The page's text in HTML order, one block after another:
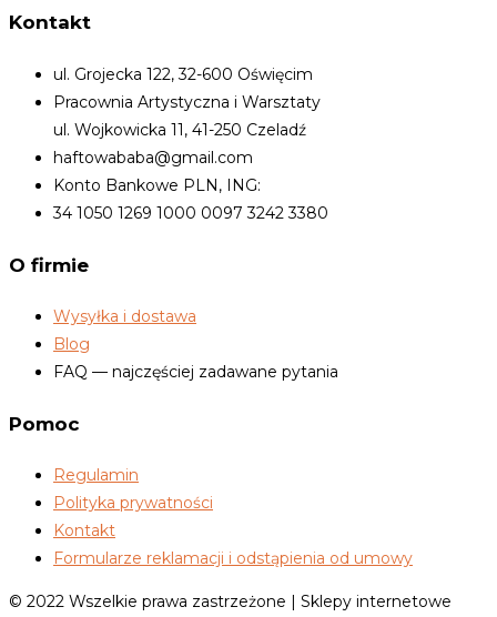
Kontakt
ul. Grojecka 122, 32-600 Oświęcim
Pracownia Artystyczna i Warsztaty
ul. Wojkowicka 11, 41-250 Czeladź
haftowababa@gmail.com
Konto Bankowe PLN, ING:
34 1050 1269 1000 0097 3242 3380
O firmie
Wysyłka i dostawa
Blog
FAQ — najczęściej zadawane pytania
Pomoc
Regulamin
Polityka prywatności
Kontakt
Formularze reklamacji i odstąpienia od umowy
© 2022 Wszelkie prawa zastrzeżone | Sklepy internetowe